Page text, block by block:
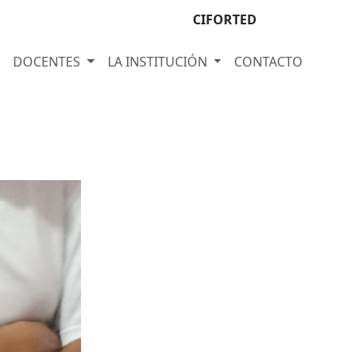
CIFORTED
DOCENTES LA INSTITUCIÓN CONTACTO